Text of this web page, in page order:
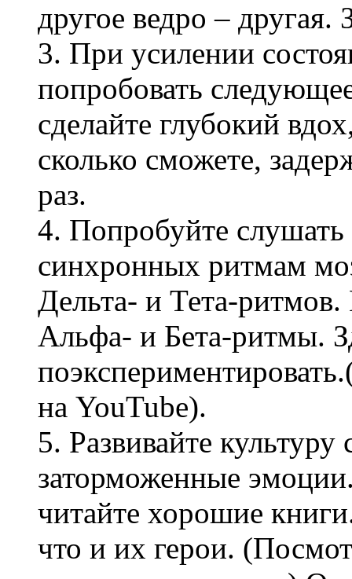
другое ведро – другая.
3. При усилении
попробовать
сделайте глубокий
сколько сможете,
раз.
4. Попробуйте
синхронных ритмам
Дельта- и Тета-
Альфа- и Бета-ритмы.
на YouTube).
5. Развивайте
заторможенные
читайте хорошие
что и их герои.